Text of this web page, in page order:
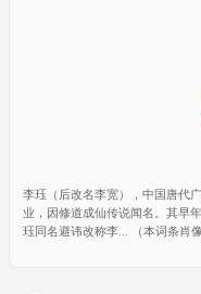
李珏（后改名李宽），中国唐代
业，因修道成仙传说闻名。其早
珏同名避讳改称李... （本词条肖